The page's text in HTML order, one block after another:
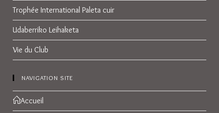
Trophée International Paleta cuir
Udaberriko Leihaketa
Vie du Club
NAVIGATION SITE
Accueil